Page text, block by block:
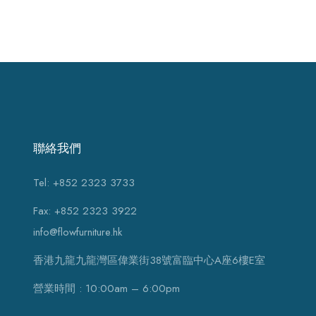
聯絡我們
Tel: +852 2323 3733
Fax: +852 2323 3922
info@flowfurniture.hk
香港九龍九龍灣區偉業街38號富臨中心A座6樓E室
營業時間 : 10:00am – 6:00pm